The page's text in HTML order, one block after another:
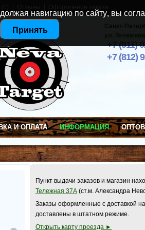
Санкт-
ул.
+7 (911)
+7 (812)
И ОПЛАТА ИНФОРМАЦИЯ
Пункт выдачи заказов и магазин
Тележная 37А (ст.м. Александра
Заказы оформленные с доставкой
доставлены в штатном режиме.
Открыть карту проезда ►
навигацию по сайту, вы
Принять